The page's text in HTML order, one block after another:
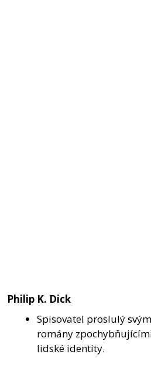
Philip K. Dick
Spisovatel proslulý
romány
lidské identity.